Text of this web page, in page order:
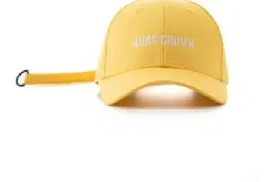
der
Produktseite
gewählt
werden